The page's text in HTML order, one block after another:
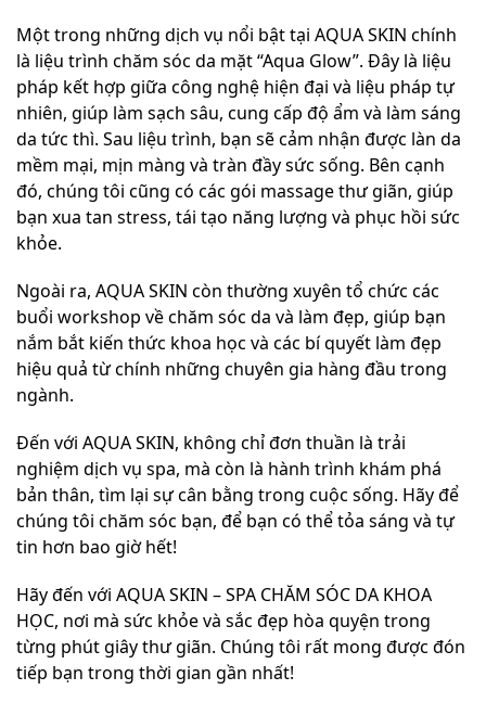
Một trong những dịch vụ nổi bật tại AQUA SKIN chính
là liệu trình chăm sóc da mặt “Aqua Glow”. Đây là liệu
pháp kết hợp giữa công nghệ hiện đại và liệu pháp tự
nhiên, giúp làm sạch sâu, cung cấp độ ẩm và làm sáng
da tức thì. Sau liệu trình, bạn sẽ cảm nhận được làn da
mềm mại, mịn màng và tràn đầy sức sống. Bên cạnh
đó, chúng tôi cũng có các gói massage thư giãn, giúp
bạn xua tan stress, tái tạo năng lượng và phục hồi sức
khỏe.
Ngoài ra, AQUA SKIN còn thường xuyên tổ chức các
buổi workshop về chăm sóc da và làm đẹp, giúp bạn
nắm bắt kiến thức khoa học và các bí quyết làm đẹp
hiệu quả từ chính những chuyên gia hàng đầu trong
ngành.
Đến với AQUA SKIN, không chỉ đơn thuần là trải
nghiệm dịch vụ spa, mà còn là hành trình khám phá
bản thân, tìm lại sự cân bằng trong cuộc sống. Hãy để
chúng tôi chăm sóc bạn, để bạn có thể tỏa sáng và tự
tin hơn bao giờ hết!
Hãy đến với AQUA SKIN – SPA CHĂM SÓC DA KHOA
HỌC, nơi mà sức khỏe và sắc đẹp hòa quyện trong
từng phút giây thư giãn. Chúng tôi rất mong được đón
tiếp bạn trong thời gian gần nhất!